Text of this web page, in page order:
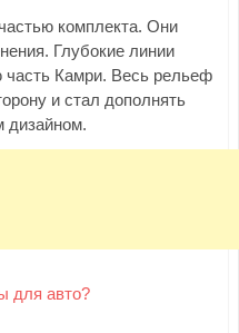
комплекта. Они
Глубокие линии
часть Камри. Весь рельеф
и стал дополнять
дизайном.
для авто?